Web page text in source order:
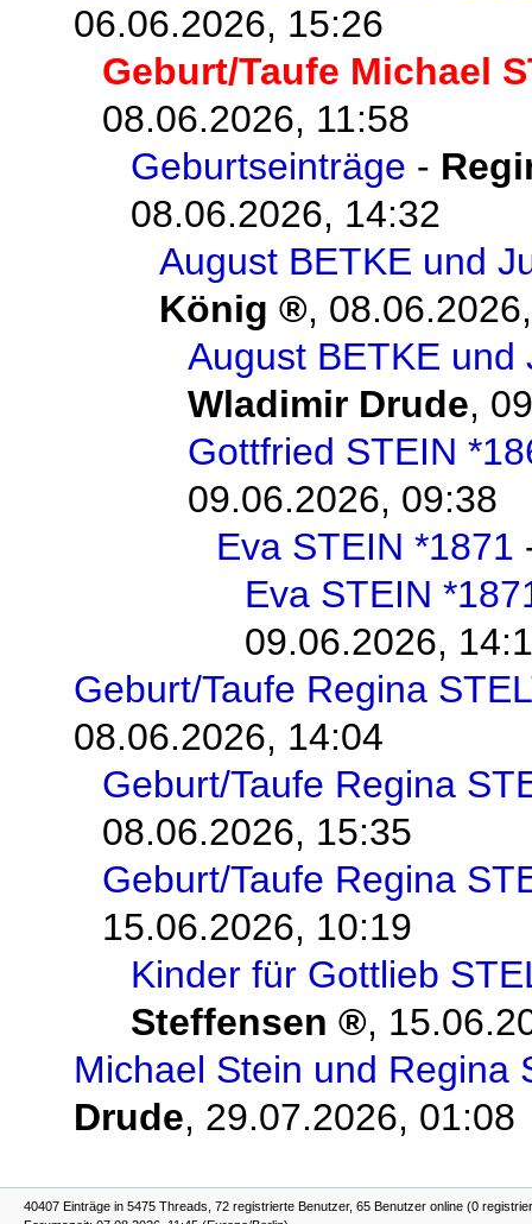
06.06.2026, 15:26
Geburt/Taufe Michael
08.06.2026, 11:58
Geburtseinträge -
08.06.2026, 14:32
August BETKE und
König
,
August BETKE und
Wladimir Drude,
Gottfried STEIN
09.06.2026, 09:38
Eva STEIN *1871
Eva STEIN
09.06.2026,
Geburt/Taufe Regina
08.06.2026, 14:04
Geburt/Taufe Regina
08.06.2026, 15:35
Geburt/Taufe Regina
15.06.2026, 10:19
Kinder für Gottlieb
Steffensen
,
Michael Stein und Regina
Drude, 29.07.2026, 01:08
40407 Einträge in 5475 Threads, 72 registrierte Benutzer, 65 Benutzer online (0